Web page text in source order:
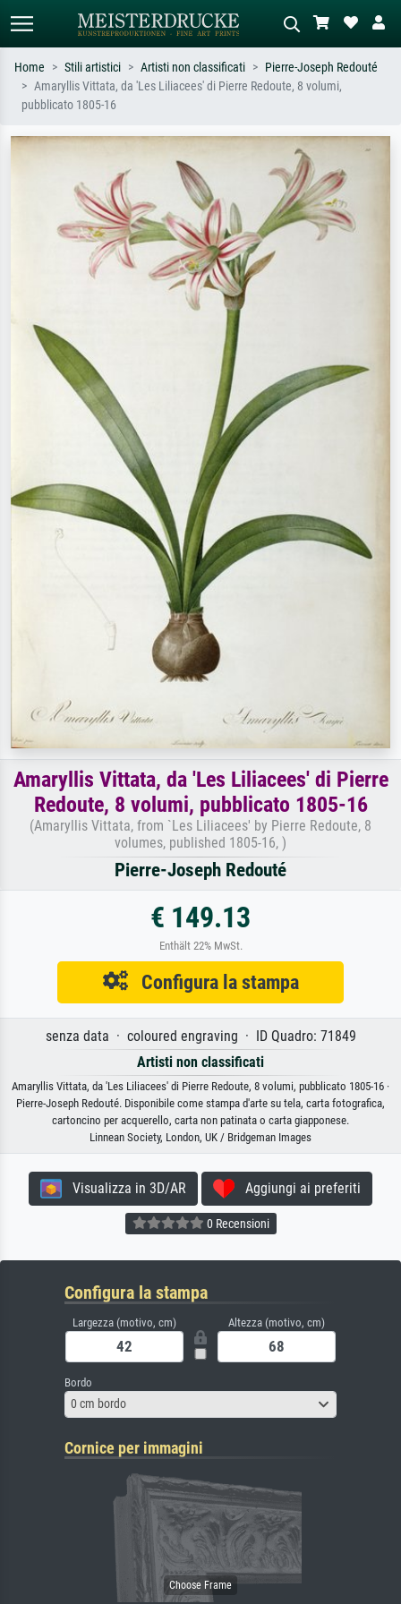
Ricerca standard
Impressionismo, onda di Hokusai,
nudo.
astratto con molto rosso, dipinto a
olio scuro, nudo in piedi vicino a un
albero.
Home Stili artistici Artisti non classificati
Pierre-Joseph Redouté
Amaryllis Vittata, da 'Les Liliacees' di Pierre Redoute, 8 volumi,
pubblicato 1805-16
Amaryllis Vittata, da 'Les Liliacees' di Pierre
Redoute, 8 volumi, pubblicato 1805-16
(Amaryllis Vittata, from `Les Liliacees' by Pierre Redoute, 8
volumes, published 1805-16, )
Pierre-Joseph Redouté
€ 149.13
Enthält 22% MwSt.
Configura la stampa
senza data · coloured engraving · ID Quadro: 71849
Artisti non classificati
Amaryllis Vittata, da 'Les Liliacees' di Pierre Redoute, 8 volumi, pubblicato 1805-16 ·
Pierre-Joseph Redouté. Disponibile come stampa d'arte su tela, carta fotografica,
cartoncino per acquerello, carta non patinata o carta giapponese.
Linnean Society, London, UK / Bridgeman Images
Visualizza in 3D/AR Aggiungi ai preferiti
0 Recensioni
Configura la stampa
Largezza (motivo, cm) Altezza (motivo, cm)
Bordo
0 cm bordo
Cornice per immagini